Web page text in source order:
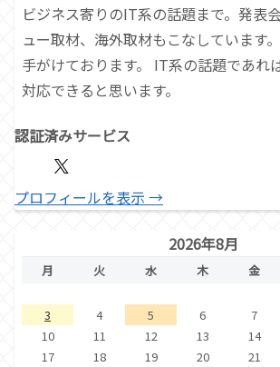
ビジネス寄りのIT系の話題まで。発表
ュー取材、海外取材もこなしています
手がけております。 IT系の話題であれ
対応できると思います。
認証済みサービス
プロフィールを表示 →
2026年8月
月 火 水 木 金
3
4 5 6 7
10
11 12 13 14
17
18 19 20 21